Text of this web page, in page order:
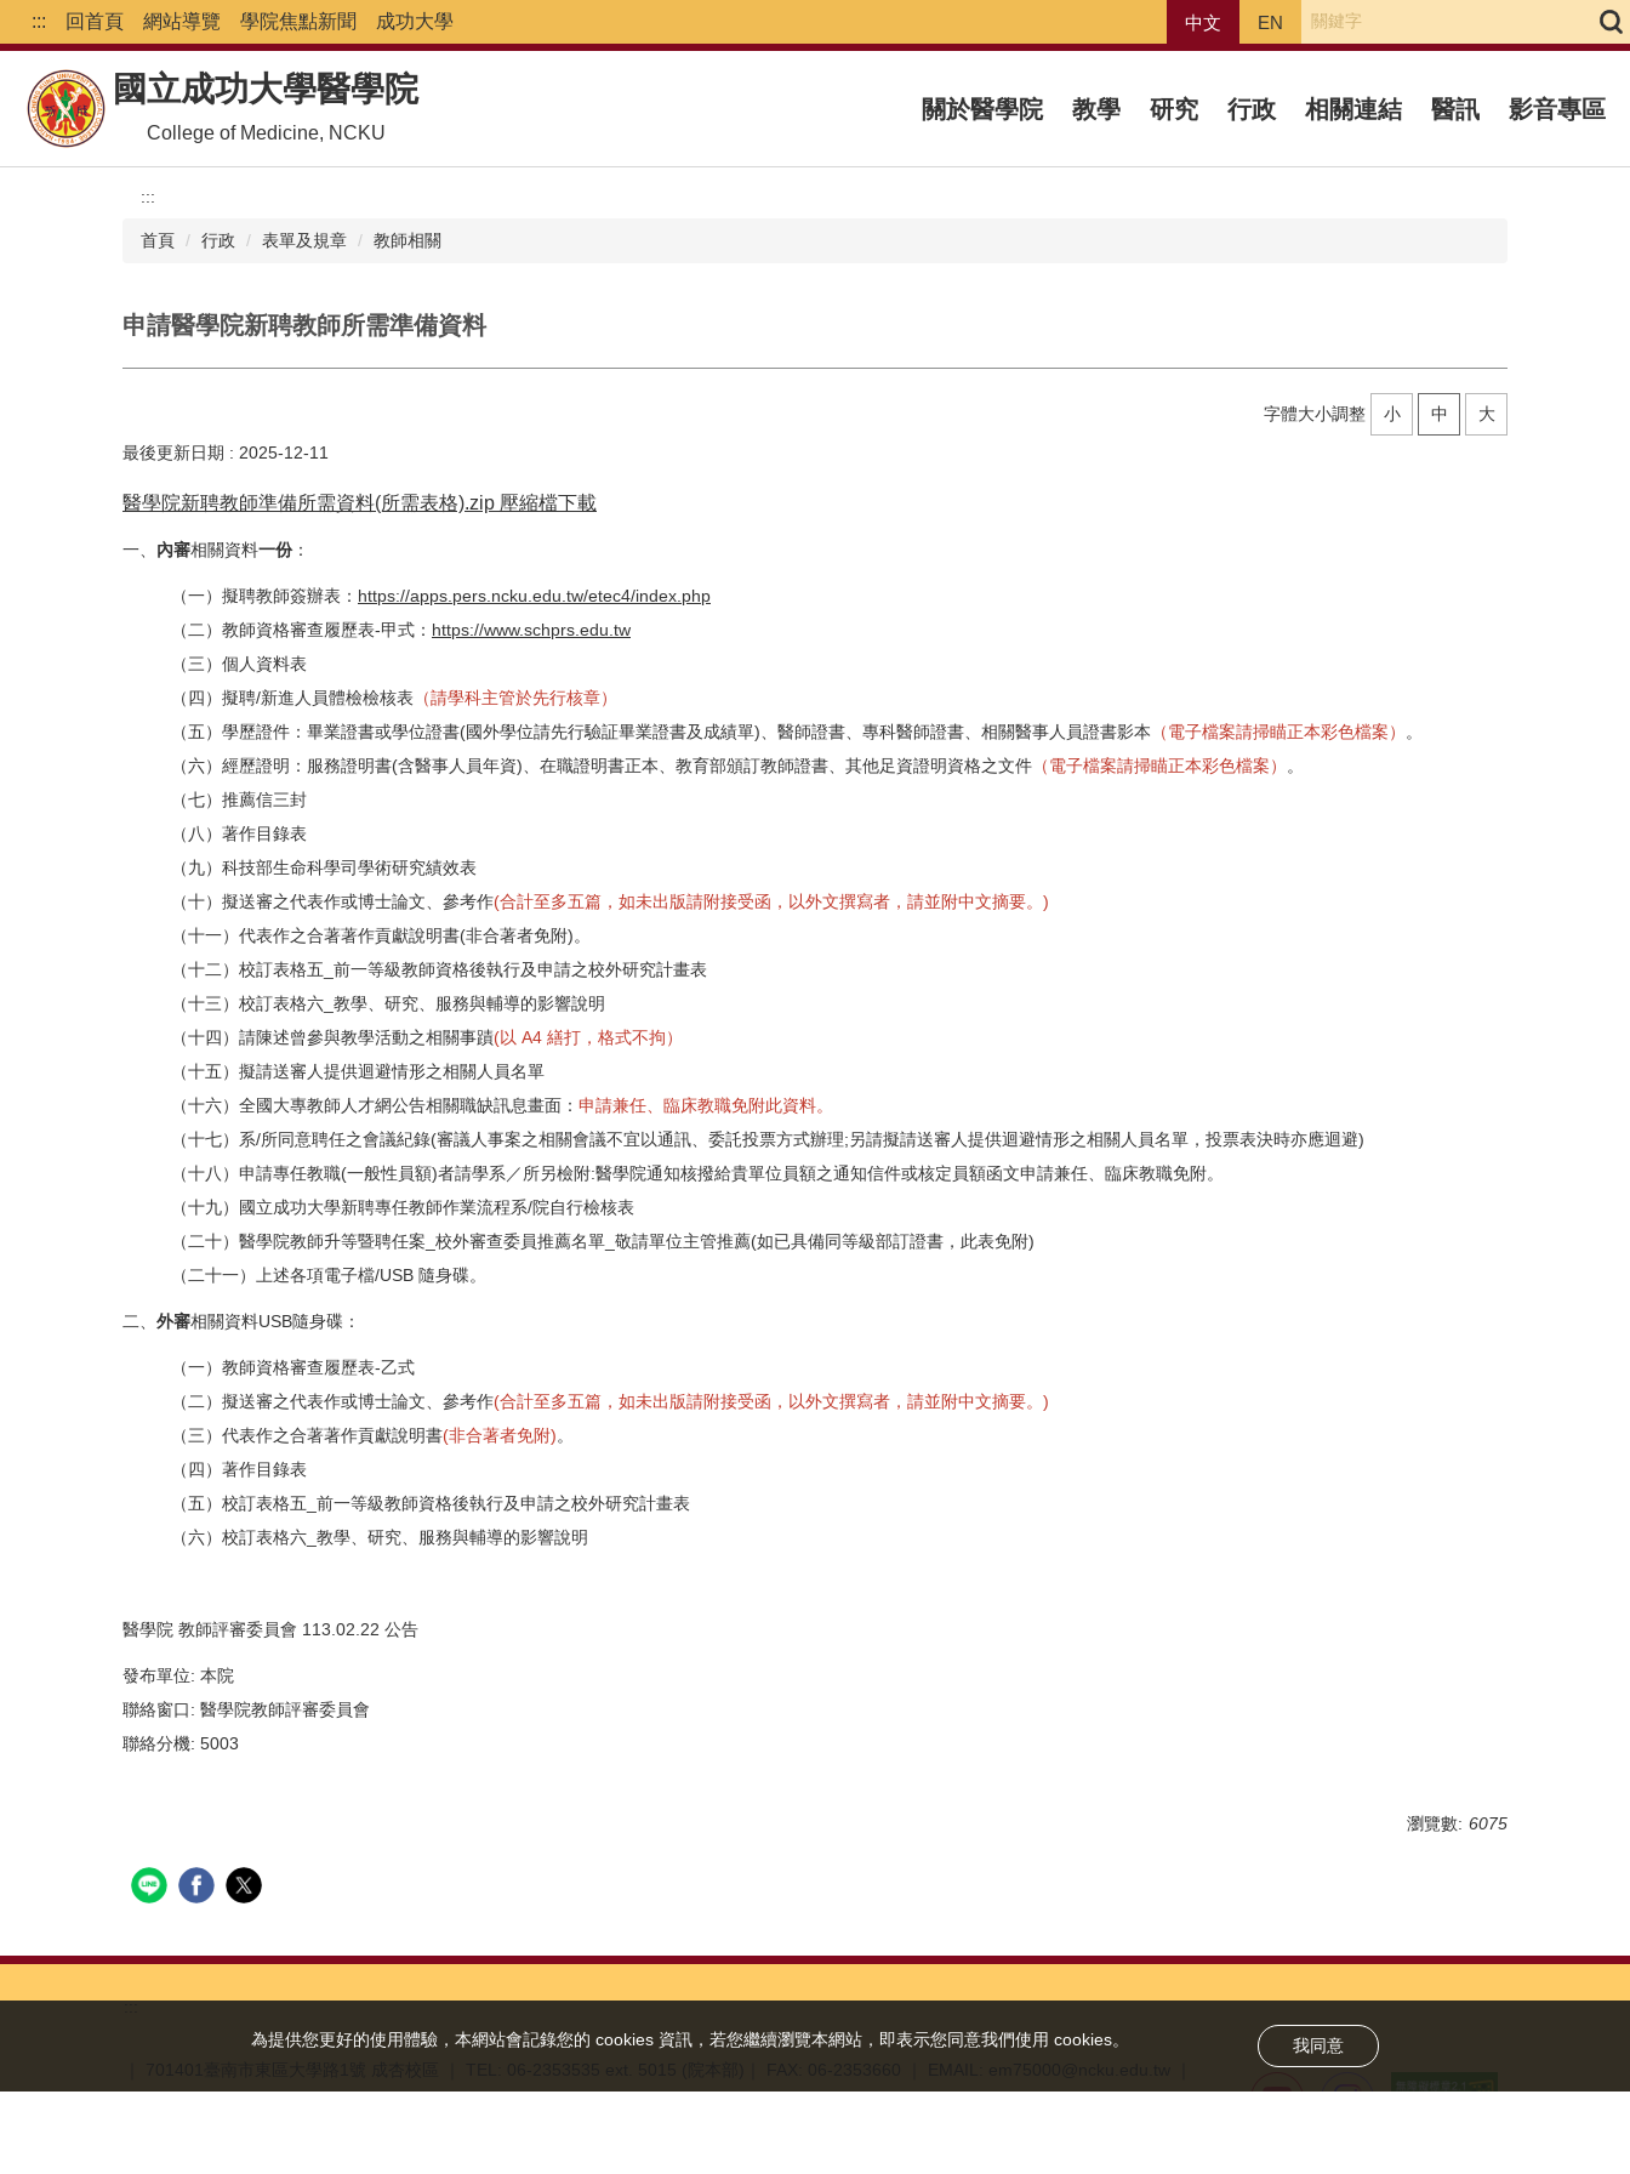
到
內
區
::: 回首頁 網站導覽 學院焦點新聞 成功大學 中文 EN
國立成功大學醫學院
College of Medicine, NCKU
關於醫學院 教學 研究 行政 相關連結 醫訊 影音專區
:::
首頁 行政 表單及規章 教師相關
申請醫學院新聘教師所需準備資料
字體大小調整 小 中
大
最後更新日期 : 2025-12-11
醫學院新聘教師準備所需資料(所需表格).zip 壓縮檔下載
一、 內審相關資料一份：
（一）擬聘教師簽辦表： https://apps.pers. ncku.edu.tw/etec4/index.php
（二）教師資格審查履歷表-甲式： https://www.schprs.edu.tw
（三）個人資料表
（四）擬聘/新進人員體檢檢核表 （請學科主管於先行核章）
（五）學歷證件：畢業證書或學位證書(國外學位請先行驗証畢業證書及成績單)、醫師證書、專科醫師證書、相關醫事人員證書影本 （電子檔案請掃瞄正本彩色檔案）
。
（六）經歷證明：服務證明書(含醫事人員年資)、 在職證明書正本、教育部頒訂教師證書、其他足資證明資格之文件 （電子檔案請掃瞄正本彩色檔案）
。
（七）推薦信三封
（八）著作目錄表
（九）科技部生命科學司學術研究績效表
（十）擬送審之代表作或博士論文、參考作(合計至多五篇， 如未出版請附接受函，以外文撰寫者，請並附中文摘要。)
（十一）代表作之合著著作貢獻說明書(非合著者免附)。
（十二）校訂表格五_前一等級教師資格後執行及申請之校外研究計畫表
（十三）校訂表格六_教學、研究、服務與輔導的影響說明
（十四）請陳述曾參與教學活動之相關事蹟(以 A4 繕打，格式不拘）
（十五）擬請送審人提供迴避情形之相關人員名單
（十六）全國大專教師人才網公告相關職缺訊息畫面： 申請兼任、 臨床教職免附此資料。
（十七）系/所同意聘任之會議紀錄(審議人事案之相關會議不宜以通訊、委託投票方式辦理;另請擬請送審人提供迴避情形之相關人員名單，投票表決時亦應迴避)
（十八）申請專任教職(一般性員額)者請學系／所另檢附:醫學院通知核撥給貴單位員額之通知信件或核定員額函文申請兼任、 臨床教職免附。
（十九）國立成功大學新聘專任教師作業流程系/院自行檢核表
（二十）醫學院教師升等暨聘任案_校外審查委員推薦名單_敬請單位主管推薦(如已具備同等級部訂證書，此表免附)
（二十一）上述各項電子檔/USB 隨身碟。
二、 外審相關資料USB隨身碟：
（一）教師資格審查履歷表-乙式
（二）擬送審之代表作或博士論文、參考作(合計至多五篇， 如未出版請附接受函，以外文撰寫者，請並附中文摘要。)
（三）代表作之合著著作貢獻說明書(非合著者免附)。
（四）著作目錄表
（五）校訂表格五_前一等級教師資格後執行及申請之校外研究計畫表
（六）校訂表格六_教學、研究、服務與輔導的影響說明
醫學院 教師評審委員會 113.02.22 公告
發布單位: 本院
聯絡窗口: 醫學院教師評審委員會
聯絡分機: 5003
瀏覽數: 6075
:::
為提供您更好的使用體驗，本網站會記錄您的 cookies 資訊，若您繼續瀏覽本網站，即表示您同意我們使用 cookies。 我同意